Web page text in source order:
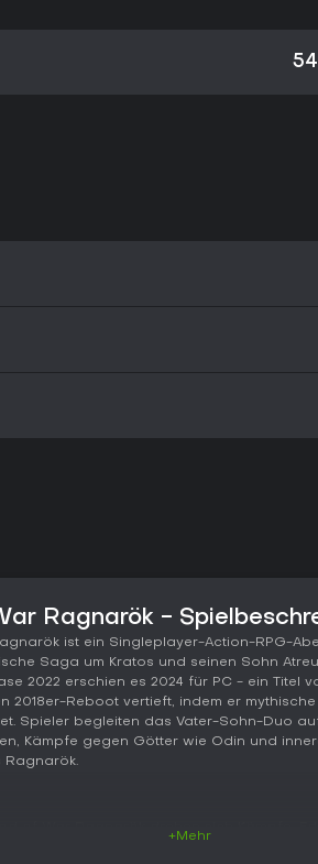
Ragnarök -
ist ein Singleplayer-Action-RPG-
Saga um Kratos und seinen Sohn
2022 erschien es 2024 für PC - ein Titel
2018er-Reboot vertieft, indem er mythische
Spieler begleiten das Vater-Sohn-Duo
Kämpfe gegen Götter wie Odin und
Ragnarök.
+Mehr